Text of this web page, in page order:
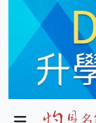
政局